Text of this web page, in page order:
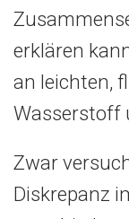
erklären
an leichten,
Wasserstoff
Zwar
Diskrepanz